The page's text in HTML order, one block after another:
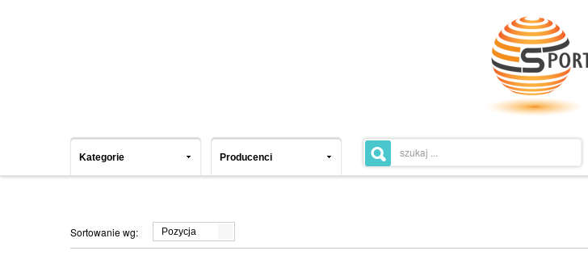
Kategorie Producenci
Sortowanie wg: Pozycja